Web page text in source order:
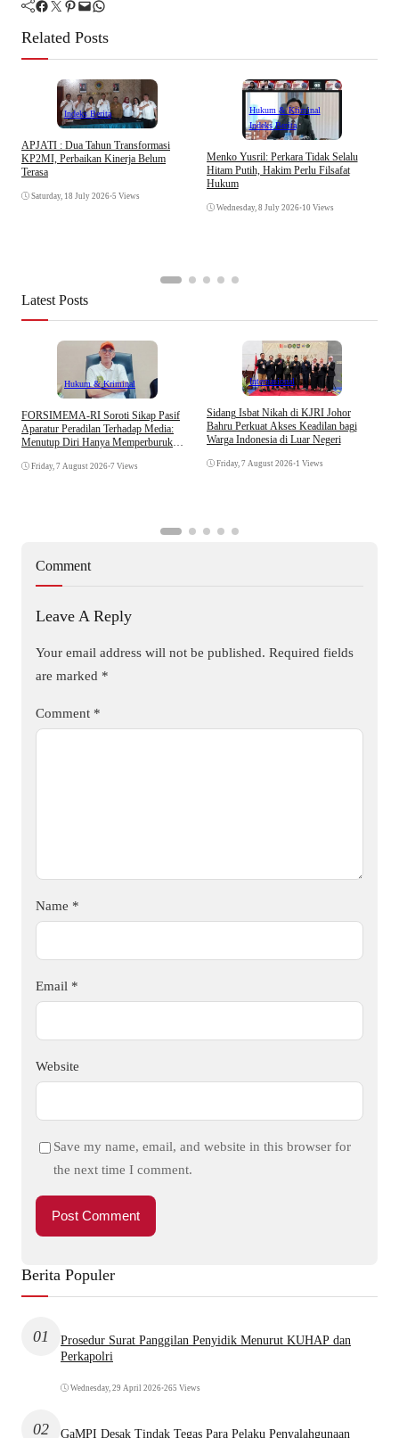
Facebook Twitter Pinterest Mail WhatsApp
Related Posts
Indeks Berita
APJATI : Dua Tahun Transformasi
KP2MI, Perbaikan Kinerja Belum
Terasa
Saturday, 18 July 2026•5 Views
Hukum & Kriminal
Indeks Berita
Menko Yusril: Perkara Tidak Selalu
Hitam Putih, Hakim Perlu Filsafat
Hukum
Wednesday, 8 July 2026•10 Views
Latest Posts
Hukum & Kriminal
​FORSIMEMA-RI Soroti Sikap Pasif
Aparatur Peradilan Terhadap Media:
Menutup Diri Hanya Memperburuk
Friday, 7 August 2026•7 Views
Internasional
Sidang Isbat Nikah di KJRI Johor
Bahru Perkuat Akses Keadilan bagi
Warga Indonesia di Luar Negeri
Friday, 7 August 2026•1 Views
Comment
Leave A Reply
Your email address will not be published. Required fields
are marked *
Comment *
Name *
Email *
Website
Save my name, email, and website in this browser for
the next time I comment.
Berita Populer
01
Prosedur Surat Panggilan Penyidik Menurut KUHAP dan
Perkapolri
Wednesday, 29 April 2026•265 Views
02
GaMPI Desak Tindak Tegas Para Pelaku Penyalahgunaan